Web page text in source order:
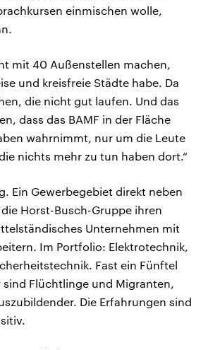
einmischen wolle,
mit 40 Außenstellen machen,
und kreisfreie Städte habe. Da
die nicht gut laufen. Und das
dass das BAMF in der Fläche
wahrnimmt, nur um die Leute
nichts mehr zu tun haben dort.“
Ein Gewerbegebiet direkt neben
Horst-Busch-Gruppe ihren
Unternehmen mit
Im Portfolio: Elektrotechnik,
Fast ein Fünftel
Flüchtlinge und Migranten,
Die Erfahrungen sind